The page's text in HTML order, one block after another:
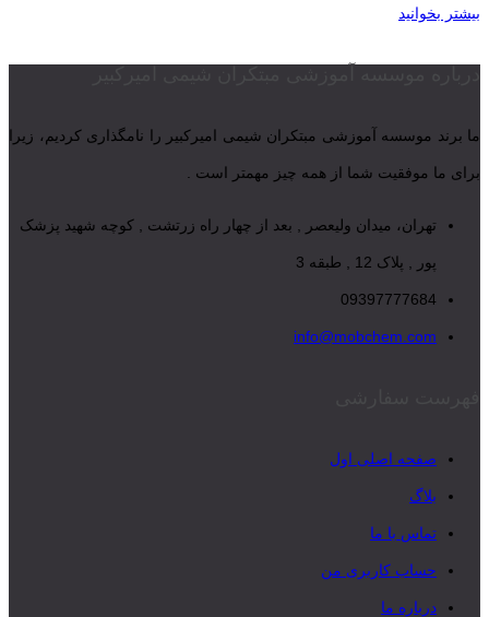
بیشتر بخوانید
ما برند موسسه آموزشی مبتکران شیمی امیرکبیر را نامگذاری کردیم، زیرا
برای ما موفقیت شما از همه چیز مهمتر است .
تهران، میدان ولیعصر , بعد از چهار راه زرتشت , کوچه شهید پزشک
پور , پلاک 12 , طبقه 3
09397777684
info@mobchem.com
صفحه اصلی اول
بلاگ
تماس با ما
حساب کاربری من
درباره ما